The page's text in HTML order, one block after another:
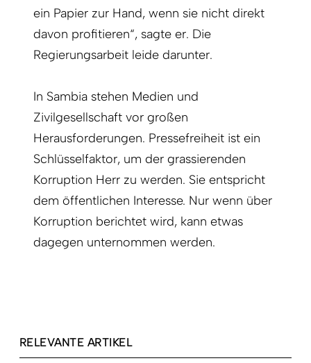
ein Papier zur Hand, wenn sie nicht direkt
davon profitieren“, sagte er. Die
Regierungsarbeit leide darunter.
In Sambia stehen Medien und
Zivilgesellschaft vor großen
Herausforderungen. Pressefreiheit ist ein
Schlüsselfaktor, um der grassierenden
Korruption Herr zu werden. Sie entspricht
dem öffentlichen Interesse. Nur wenn über
Korruption berichtet wird, kann etwas
dagegen unternommen werden.
RELEVANTE ARTIKEL